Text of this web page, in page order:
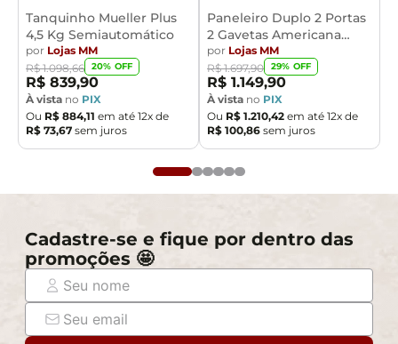
Tanquinho Mueller Plus
4,5 Kg Semiautomático
por Lojas MM
R$ 1.098,66 20% OFF
R$ 839,90
À vista no PIX
Ou R$ 884,11 em até 12x de
R$ 73,67 sem juros
Paneleiro Duplo 2 Portas
2 Gavetas Americana
Henn
por Lojas MM
R$ 1.697,90 29% OFF
R$ 1.149,90
À vista no PIX
Ou R$ 1.210,42 em até 12x de
R$ 100,86 sem juros
Cadastre-se e fique por dentro das
promoções 🤩